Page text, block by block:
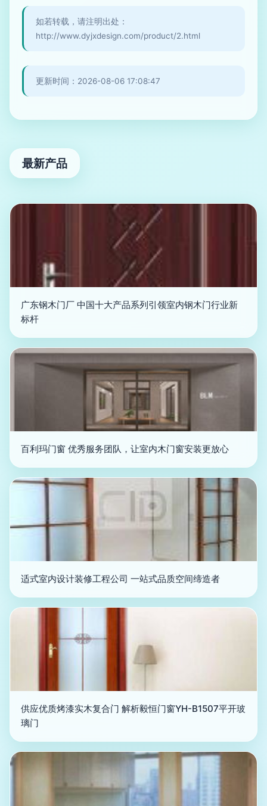
如若转载，请注明出处：
http://www.dyjxdesign.com/product/2.html
更新时间：2026-08-06 17:08:47
最新产品
广东钢木门厂 中国十大产品系列引领室内钢木门行业新
标杆
百利玛门窗 优秀服务团队，让室内木门窗安装更放心
适式室内设计装修工程公司 一站式品质空间缔造者
供应优质烤漆实木复合门 解析毅恒门窗YH-B1507平开玻
璃门